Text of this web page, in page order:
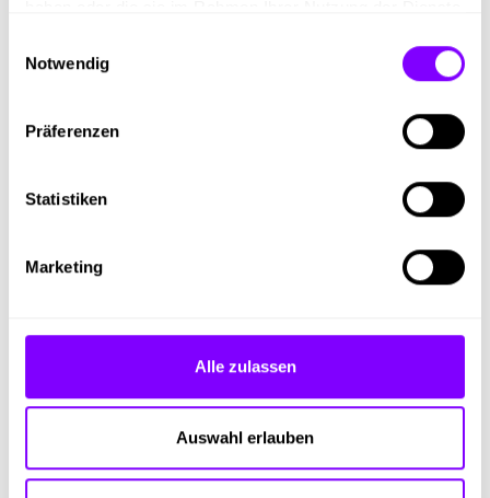
Notwendig
Präferenzen
Statistiken
Marketing
Alle zulassen
Auswahl erlauben
motiviertes Team sorgen für eine spannende
Lehrzeit.
sowie einen guten oder ausgezeichneten
Gute Leistungen werden bei uns mit
Mitarbeiterkarte für vergünstigtes Einkaufen,
Lehrlingseinkommen im 1. Lehrjahr: € 1.080
jährlicher Steigerung.
deinem Lebenslauf unter lagerhausjobs.at